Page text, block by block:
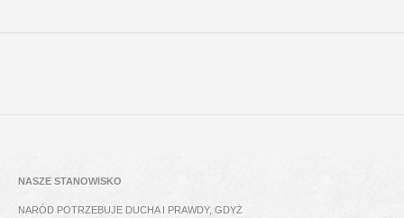
NASZE STANOWISKO
NARÓD POTRZEBUJE DUCHA I PRAWDY, GDYŻ